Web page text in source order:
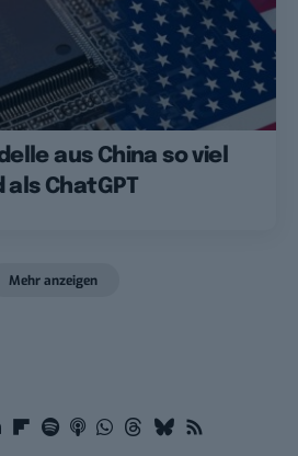
aus China so viel
ChatGPT
Mehr anzeigen